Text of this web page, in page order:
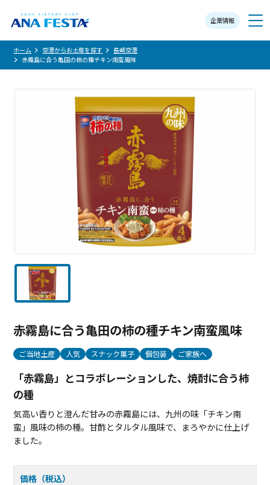
企業情報
メニュー
ホーム 空港からお土産を探す
長崎空港
赤霧島に合う亀田の柿の種チキン南蛮風味
赤霧島に合う亀田の柿の種チキン南蛮風味
ご当地土産 人気 スナック菓子 個包装 ご家族へ
「赤霧島」とコラボレーションした、焼酎に合う柿
の種
気高い香りと澄んだ甘みの赤霧島には、九州の味「チキン南
蛮」風味の柿の種。甘酢とタルタル風味で、まろやかに仕上げ
ました。
価格（税込）